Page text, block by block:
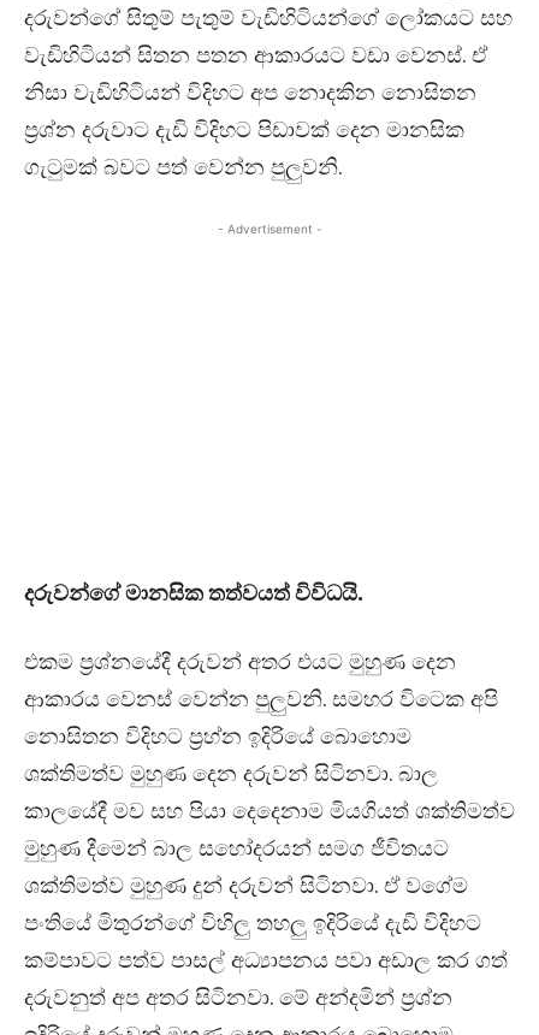
දරුවන්ගේ සිතුම් පැතුම් වැඩිහිටියන්ගේ ලෝකයට සහ
වැඩිහිටියන් සිතන පතන ආකාරයට වඩා වෙනස්. ඒ
නිසා වැඩිහිටියන් විදිහට අප නොදකින නොසිතන
ප්‍රශ්න දරුවාට දැඩි විදිහට පිඩාවක් දෙන මානසික
ගැටුමක් බවට පත් වෙන්න පුලුවනි.
- Advertisement -
දරුවන්ගේ මානසික තත්වයත් විවිධයි.
එකම ප්‍රශ්නයේදී දරුවන් අතර එයට මුහුණ දෙන
ආකාරය වෙනස් වෙන්න පුලුවනි. සමහර විටෙක අපි
නොසිතන විදිහට ප්‍රහ්න ඉදිරියේ බොහොම
ශක්තිමත්ව මුහුණ දෙන දරුවන් සිටිනවා. බාල
කාලයේදී මව සහ පියා දෙදෙනාම මියගියත් ශක්තිමත්ව
මුහුණ දීමෙන් බාල සහෝදරයන් සමග ජීවිතයට
ශක්තිමත්ව මුහුණ දුන් දරුවන් සිටිනවා. ඒ වගේම
පංතියේ මිතුරන්ගේ විහිලු තහලු ඉදිරියේ දැඩි විදිහට
කම්පාවට පත්ව පාසල් අධ්‍යාපනය පවා අඩාල කර ගත්
දරුවනුත් අප අතර සිටිනවා. මේ අන්දමින් ප්‍රශ්න